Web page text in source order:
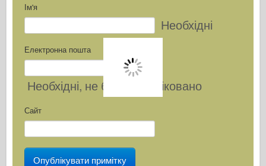
Ім'я
Необхідні
Електронна пошта
Необхідні, не буде опубліковано
Сайт